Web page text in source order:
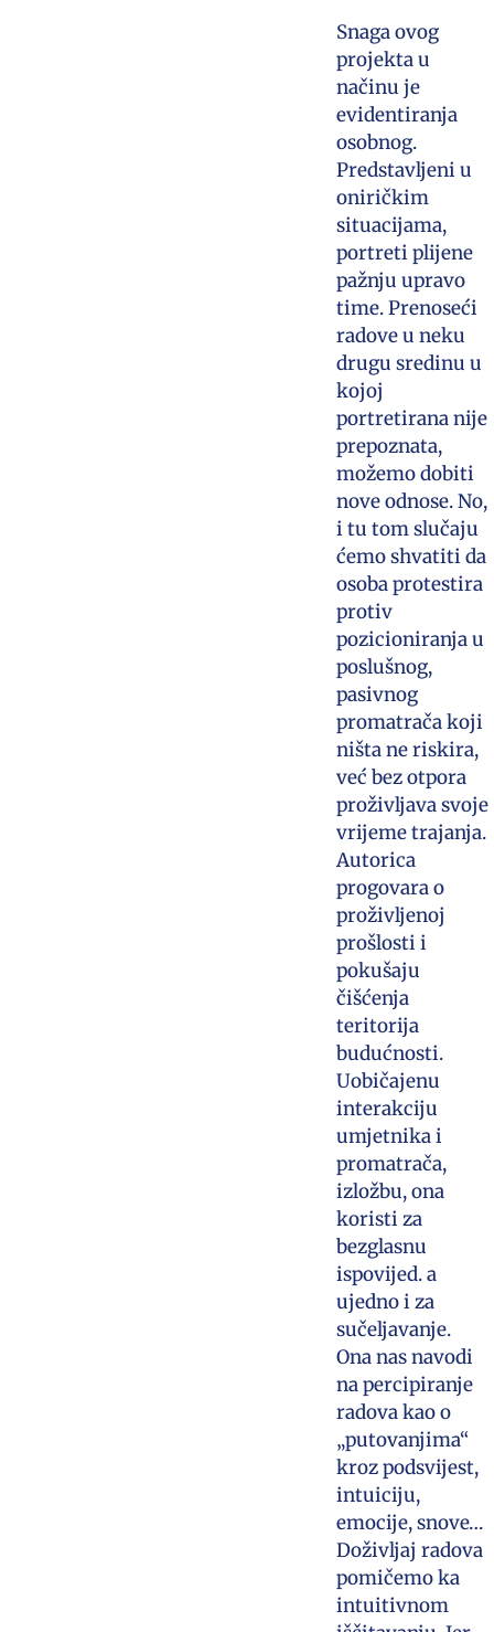
Snaga ovog
projekta u
načinu je
evidentiranja
osobnog.
Predstavljeni u
oniričkim
situacijama,
portreti plijene
pažnju upravo
time. Prenoseći
radove u neku
drugu sredinu u
kojoj
portretirana nije
prepoznata,
možemo dobiti
nove odnose. No,
i tu tom slučaju
ćemo shvatiti da
osoba protestira
protiv
pozicioniranja u
poslušnog,
pasivnog
promatrača koji
ništa ne riskira,
već bez otpora
proživljava svoje
vrijeme trajanja.
Autorica
progovara o
proživljenoj
prošlosti i
pokušaju
čišćenja
teritorija
budućnosti.
Uobičajenu
interakciju
umjetnika i
promatrača,
izložbu, ona
koristi za
bezglasnu
ispovijed. a
ujedno i za
sučeljavanje.
Ona nas navodi
na percipiranje
radova kao o
„putovanjima“
kroz podsvijest,
intuiciju,
emocije, snove…
Doživljaj radova
pomičemo ka
intuitivnom